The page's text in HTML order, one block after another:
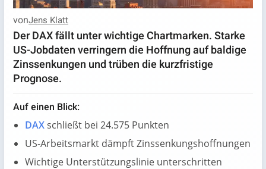
vonJens Klatt
Der DAX fällt unter wichtige Chartmarken. Starke
US-Jobdaten verringern die Hoffnung auf baldige
Zinssenkungen und trüben die kurzfristige
Prognose.
Auf einen Blick:
DAXschließt bei 24.575 Punkten
US-Arbeitsmarkt dämpft Zinssenkungshoffnungen
Wichtige Unterstützungslinie unterschritten